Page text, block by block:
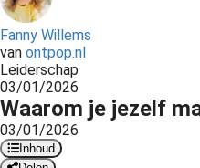
Fanny Willems
van ontpop.nl
Leiderschap
03/01/2026
Waarom je jezelf
03/01/2026
Inhoud